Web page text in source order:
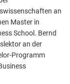
an
Master in
School. Bernd
an der
Programm